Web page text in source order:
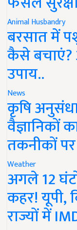
Animal Husbandry
बरसात में
कैसे
उपाय..
News
कृषि
वैज्ञानिकों
तकनीकों
Weather
अगले 12
कहर! यूपी,
राज्यों में